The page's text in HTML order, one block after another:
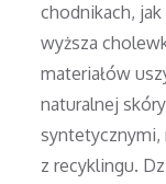
chodnikach,
wyższa
materiałów
naturalnej
syntetycznymi,
z recyklingu.